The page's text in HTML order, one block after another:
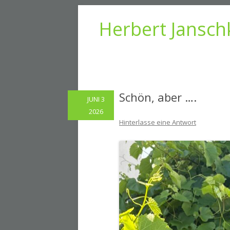
Herbert
Schön, aber ….
Hinterlasse eine Antwort
JUNI 3
2026